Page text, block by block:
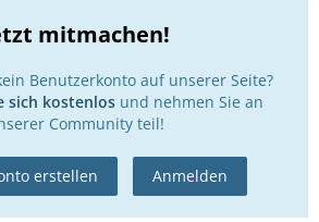
mitmachen!
Benutzerkonto auf unserer Seite?
sich kostenlosund nehmen Sie an
Community teil!
erstellen Anmelden